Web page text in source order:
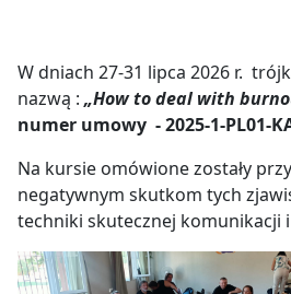
W dniach 27-31 lipca 2026 r.
nazwą : „How to deal with
numer umowy - 2025-1-PL01-
Na kursie omówione zostały
negatywnym skutkom tych
techniki skutecznej komunikacji